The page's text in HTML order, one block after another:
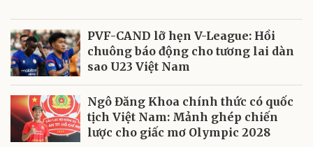
PVF-CAND lỡ hẹn V-League: Hồi
chuông báo động cho tương lai dàn
sao U23 Việt Nam
Ngô Đăng Khoa chính thức có quốc
tịch Việt Nam: Mảnh ghép chiến
lược cho giấc mơ Olympic 2028